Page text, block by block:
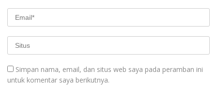
Simpan nama, email, dan situs web saya pada peramban ini
untuk komentar saya berikutnya.